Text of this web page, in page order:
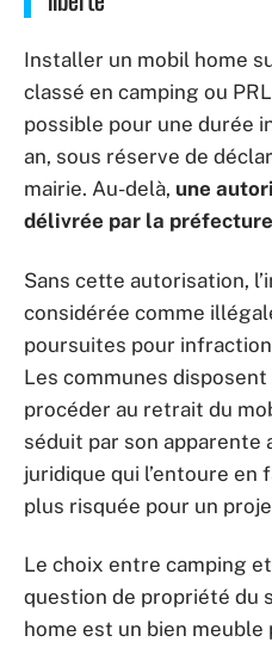
Installer un mobil home
classé en camping ou
possible pour une durée
an, sous réserve de
mairie. Au-delà, une
délivrée par la
Sans cette autorisation,
considérée comme
poursuites pour infraction
Les communes
procéder au retrait du
séduit par son apparente
juridique qui l’entoure
plus risquée pour un
Le choix entre camping
question de propriété du
home est un bien